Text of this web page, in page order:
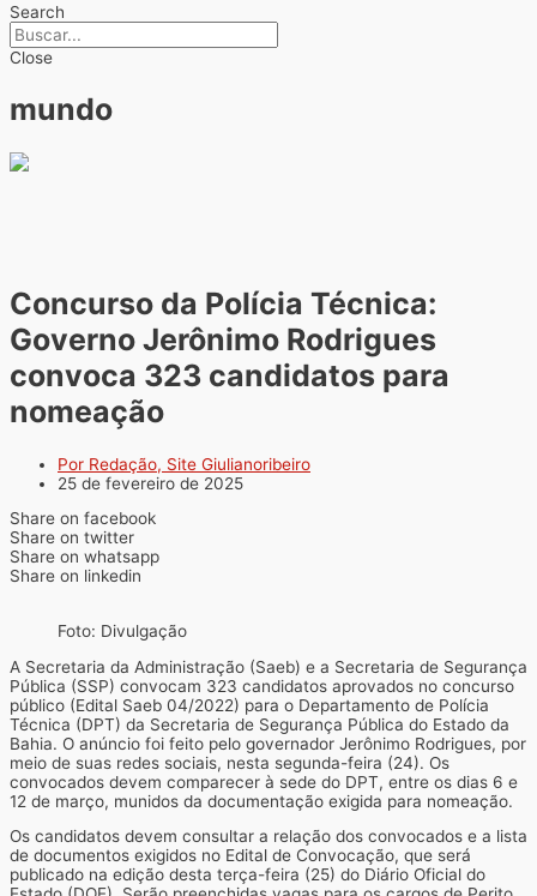
Search
Close
mundo
Concurso da Polícia Técnica:
Governo Jerônimo Rodrigues
convoca 323 candidatos para
nomeação
Por Redação, Site Giulianoribeiro
25 de fevereiro de 2025
Share on facebook
Share on twitter
Share on whatsapp
Share on linkedin
Foto: Divulgação
A Secretaria da Administração (Saeb) e a Secretaria de Segurança
Pública (SSP) convocam 323 candidatos aprovados no concurso
público (Edital Saeb 04/2022) para o Departamento de Polícia
Técnica (DPT) da Secretaria de Segurança Pública do Estado da
Bahia. O anúncio foi feito pelo governador Jerônimo Rodrigues, por
meio de suas redes sociais, nesta segunda-feira (24). Os
convocados devem comparecer à sede do DPT, entre os dias 6 e
12 de março, munidos da documentação exigida para nomeação.
Os candidatos devem consultar a relação dos convocados e a lista
de documentos exigidos no Edital de Convocação, que será
publicado na edição desta terça-feira (25) do Diário Oficial do